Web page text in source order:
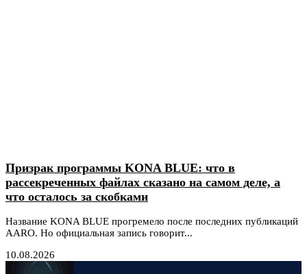
Призрак программы KONA BLUE: что в
рассекреченных файлах сказано на самом деле, а
что осталось за скобками
Название KONA BLUE прогремело после последних публикаций
AARO. Но официальная запись говорит...
10.08.2026